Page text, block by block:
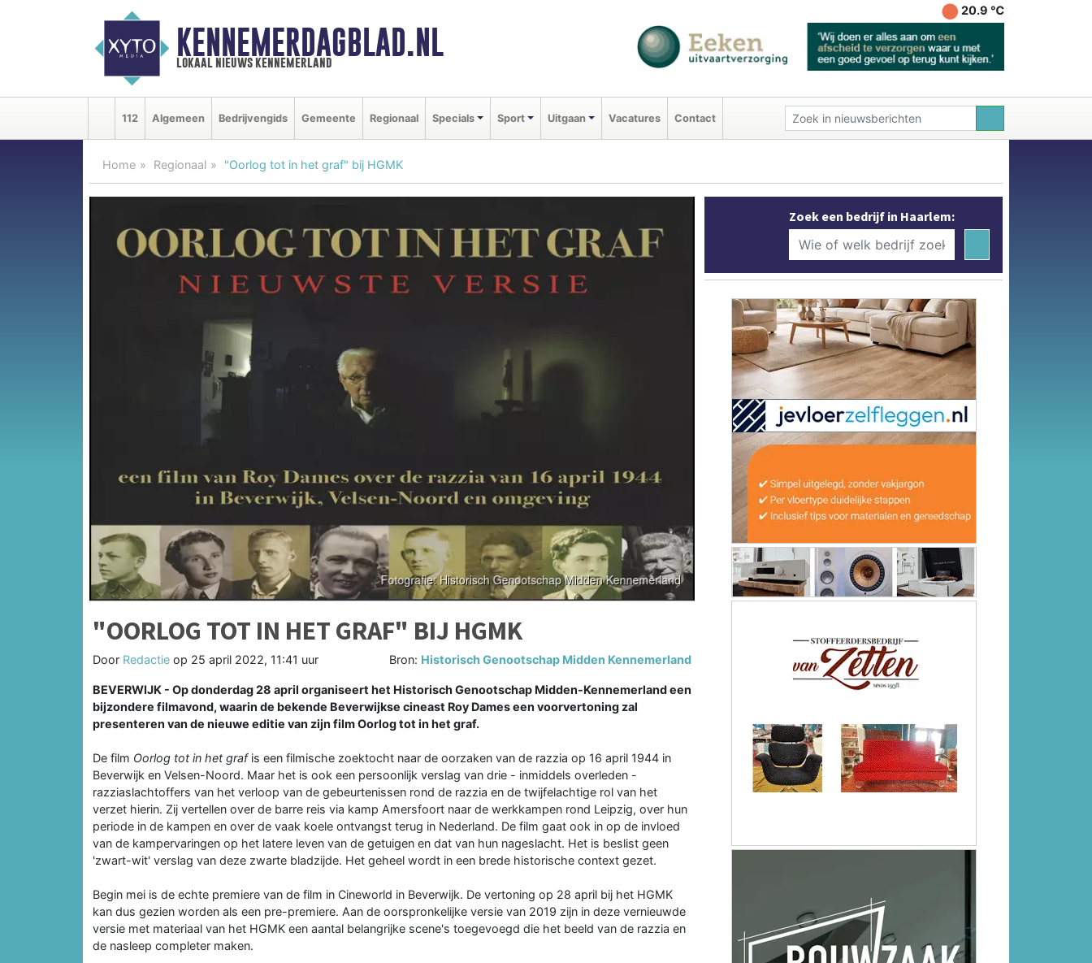
KENNEMERDAGBLAD.NL
lokaal nieuws kennemerland
20.9 ℃
112 Algemeen Bedrijvengids Gemeente Regionaal Specials Sport Uitgaan Vacatures Contact
Home Regionaal "Oorlog tot in het graf" bij HGMK
"OORLOG TOT IN HET GRAF" BIJ HGMK
Door Redactie op 25 april 2022, 11:41 uur Bron: Historisch Genootschap Midden Kennemerland
BEVERWIJK - Op donderdag 28 april organiseert het Historisch Genootschap Midden-Kennemerland een
bijzondere filmavond, waarin de bekende Beverwijkse cineast Roy Dames een voorvertoning zal
presenteren van de nieuwe editie van zijn film Oorlog tot in het graf.
De film Oorlog tot in het graf is een filmische zoektocht naar de oorzaken van de razzia op 16 april 1944 in
Beverwijk en Velsen-Noord. Maar het is ook een persoonlijk verslag van drie - inmiddels overleden -
razziaslachtoffers van het verloop van de gebeurtenissen rond de razzia en de twijfelachtige rol van het
verzet hierin. Zij vertellen over de barre reis via kamp Amersfoort naar de werkkampen rond Leipzig, over hun
periode in de kampen en over de vaak koele ontvangst terug in Nederland. De film gaat ook in op de invloed
van de kampervaringen op het latere leven van de getuigen en dat van hun nageslacht. Het is beslist geen
'zwart-wit' verslag van deze zwarte bladzijde. Het geheel wordt in een brede historische context gezet.
Begin mei is de echte premiere van de film in Cineworld in Beverwijk. De vertoning op 28 april bij het HGMK
kan dus gezien worden als een pre-premiere. Aan de oorspronkelijke versie van 2019 zijn in deze vernieuwde
versie met materiaal van het HGMK een aantal belangrijke scene's toegevoegd die het beeld van de razzia en
de nasleep completer maken.
Zoek een bedrijf in Haarlem: